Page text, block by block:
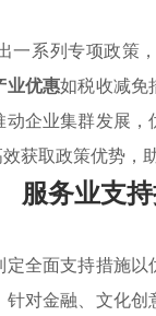
一系列专项政策
业优惠如税收减免
企业集群发展
获取政策优势，
服务业支
全面支持措施
对金融、文化创